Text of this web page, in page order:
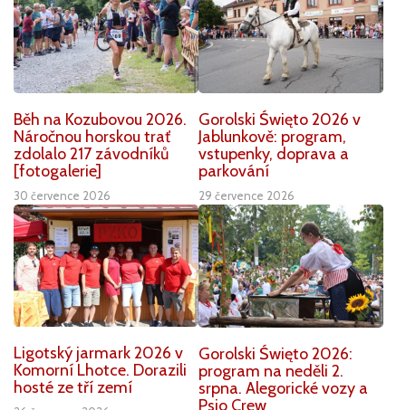
Běh na Kozubovou 2026.
Náročnou horskou trať
zdolalo 217 závodníků
[fotogalerie]
30 července 2026
Gorolski Święto 2026 v
Jablunkově: program,
vstupenky, doprava a
parkování
29 července 2026
Ligotský jarmark 2026 v
Komorní Lhotce. Dorazili
hosté ze tří zemí
Gorolski Święto 2026:
program na neděli 2.
srpna. Alegorické vozy a
Psio Crew